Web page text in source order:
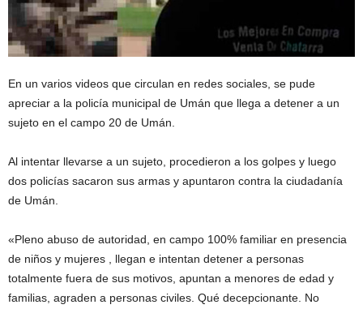
En un varios videos que circulan en redes sociales, se pude
apreciar a la policía municipal de Umán que llega a detener a un
sujeto en el campo 20 de Umán.
Al intentar llevarse a un sujeto, procedieron a los golpes y luego
dos policías sacaron sus armas y apuntaron contra la ciudadanía
de Umán.
«Pleno abuso de autoridad, en campo 100% familiar en presencia
de niños y mujeres , llegan e intentan detener a personas
totalmente fuera de sus motivos, apuntan a menores de edad y
familias, agraden a personas civiles. Qué decepcionante. No